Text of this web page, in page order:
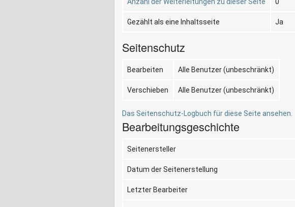
Anzahl der Weiterleitungen zu dieser Seite 0
Gezählt als eine Inhaltsseite Ja
Seitenschutz
Bearbeiten Alle Benutzer (unbeschränkt)
Verschieben Alle Benutzer (unbeschränkt)
Das Seitenschutz-Logbuch für diese Seite ansehen.
Bearbeitungsgeschichte
Seitenersteller
Datum der Seitenerstellung
Letzter Bearbeiter